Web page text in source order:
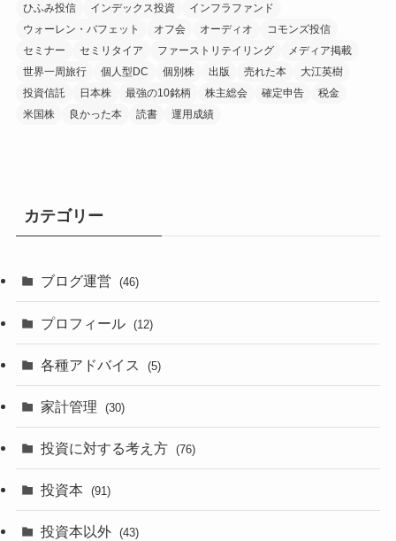
ひふみ投信
インデックス投資
インフラファンド
ウォーレン・バフェット
オフ会 オーディオ
コモンズ投信
セミナー
セミリタイア ファーストリテイリング
メディア掲載
世界一周旅行
個人型DC 個別株 出版 売れた本
大江英樹
投資信託
日本株 最強の10銘柄 株主総会 確定申告
税金
米国株
良かった本 読書 運用成績
カテゴリー
ブログ運営 (46)
プロフィール (12)
各種アドバイス (5)
家計管理 (30)
投資に対する考え方 (76)
投資本 (91)
投資本以外 (43)